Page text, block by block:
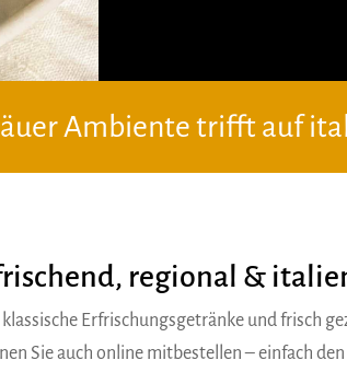
Ambiente trifft auf
regional &
Erfrischungsgetränke und frisch
Sie auch online mitbestellen – einfach